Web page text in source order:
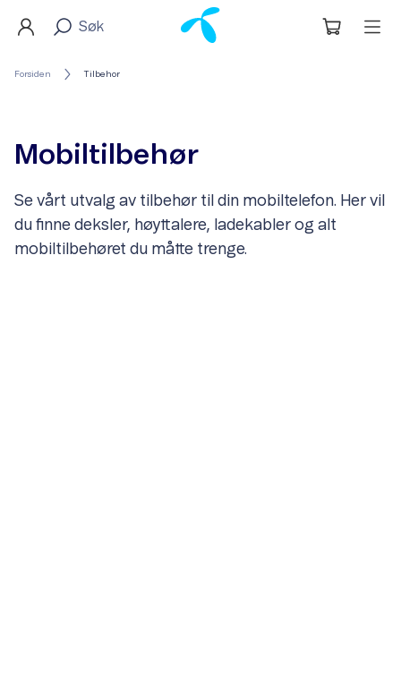
Forsiden Tilbehor
Mobiltilbehør
Se vårt utvalg av tilbehør til din mobiltelefon. Her vil
du finne deksler, høyttalere, ladekabler og alt
mobiltilbehøret du måtte trenge.